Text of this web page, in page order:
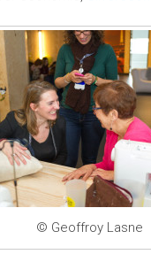
© Geoffroy Lasne